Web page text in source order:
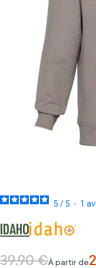
5 /5 - 1
IDAHO
À partir de
Prix normal
39,90 €